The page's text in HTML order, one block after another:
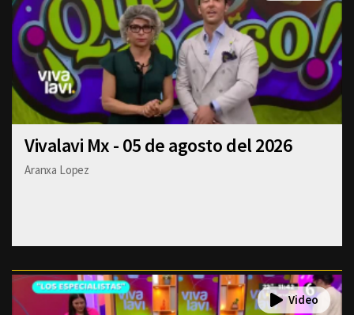
Vivalavi Mx - 05 de agosto del 2026
Aranxa Lopez